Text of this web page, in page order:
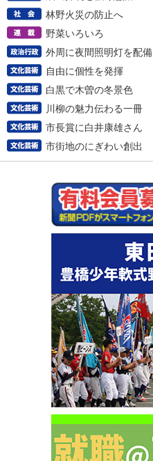
林野火災の防止へ
野菜いろいろ
外周に夜間照明灯を配備
自由に個性を発揮
白黒で木曽の冬景色
川柳の魅力伝わる一冊
市長賞に白井康雄さん
市街地のにぎわい創出